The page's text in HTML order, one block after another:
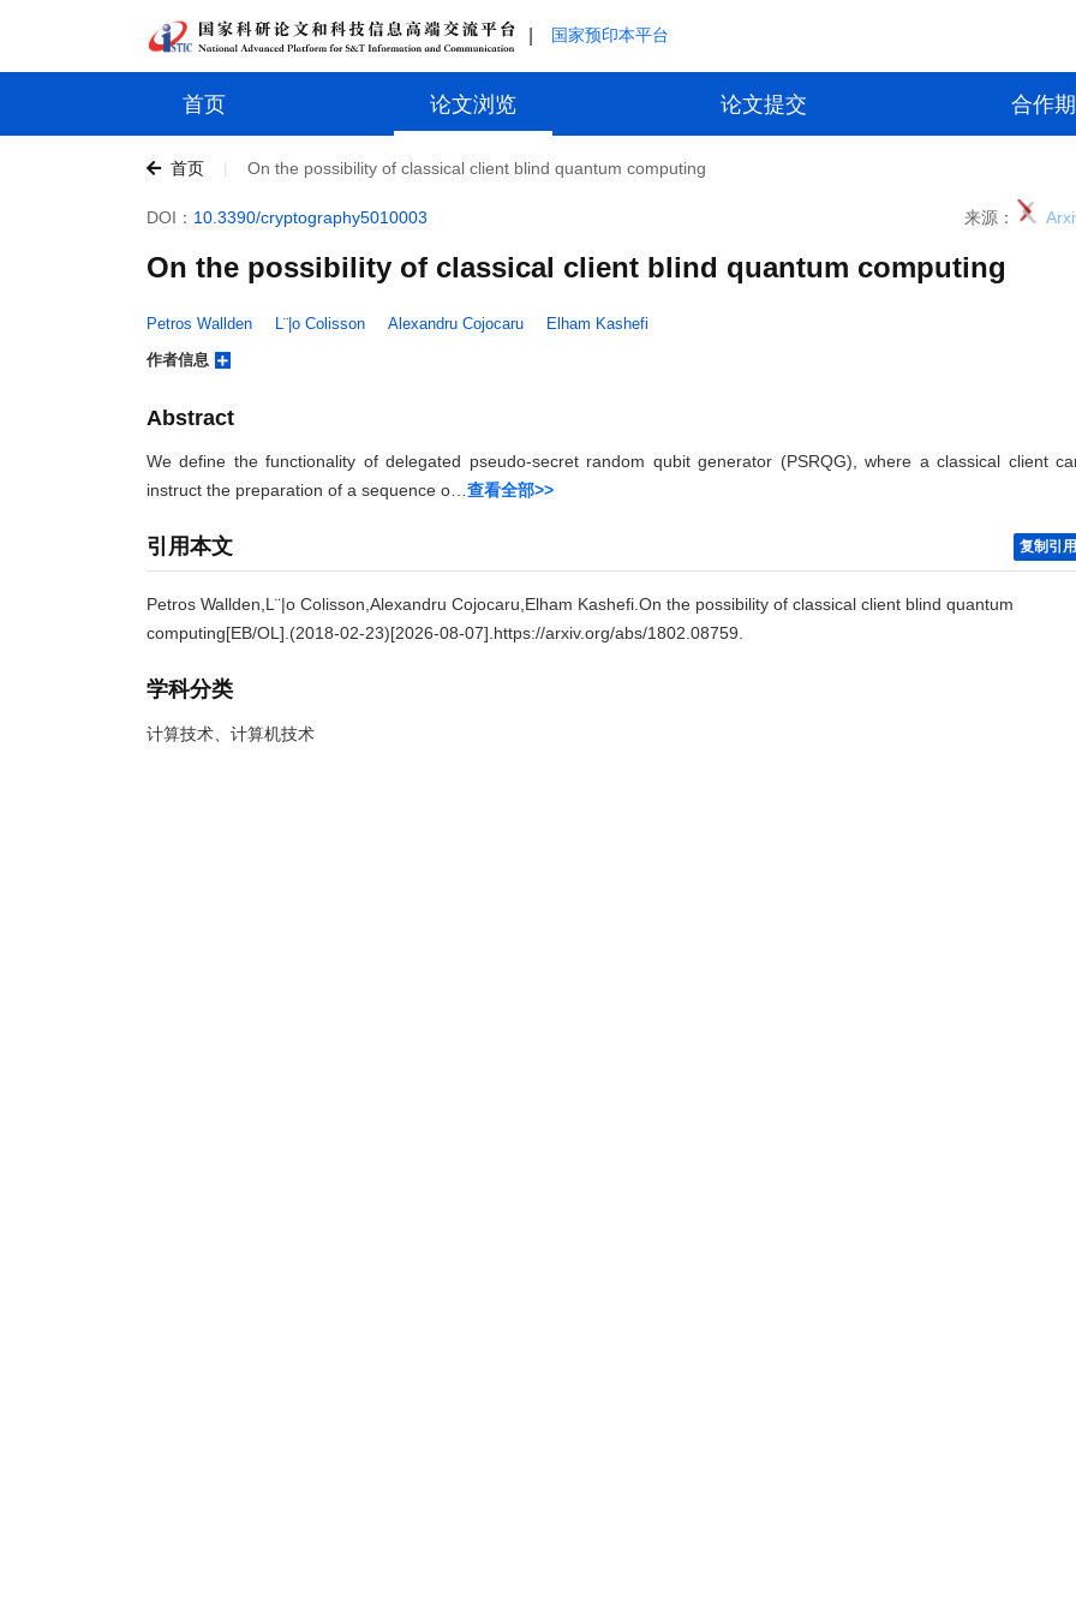
国家预印本平台
首页 论文浏览 论文提交 合作
首页 On the possibility of classical client blind quantum computing
DOI： 10.3390/cryptography5010003 来源：
On the possibility of classical client blind quantum computing
Petros Wallden L¨|o Colisson Alexandru Cojocaru
Elham Kashefi
作者信息
Abstract
We define the functionality of delegated pseudo-secret random qubit generator (PSRQG), where a classical client
instruct the preparation of a sequence o… 查看全部>>
引用本文 复制引用
Petros Wallden,L¨|o Colisson,Alexandru Cojocaru,Elham Kashefi.On the possibility of classical client blind quantum
computing[EB/OL].(2018-02-23)[2026-08-07].https://arxiv.org/abs/1802.08759.
学科分类
计算技术、计算机技术